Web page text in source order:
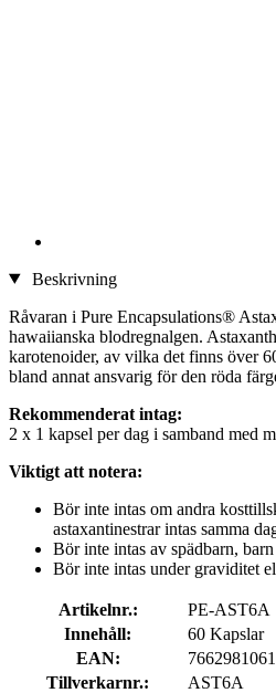
Beskrivning
Råvaran i Pure Encapsulations®
hawaiianska blodregnalgen.
karotenoider, av vilka det finns över
bland annat ansvarig för den röda
Rekommenderat intag:
2 x 1 kapsel per dag i samband med
Viktigt att notera:
Bör inte intas om andra
astaxantinestrar intas samma
Bör inte intas av spädbarn,
Bör inte intas under graviditet
Artikelnr.:
PE-AST6A
Innehåll:
60 Kapslar
EAN:
Tillverkarnr.:
AST6A